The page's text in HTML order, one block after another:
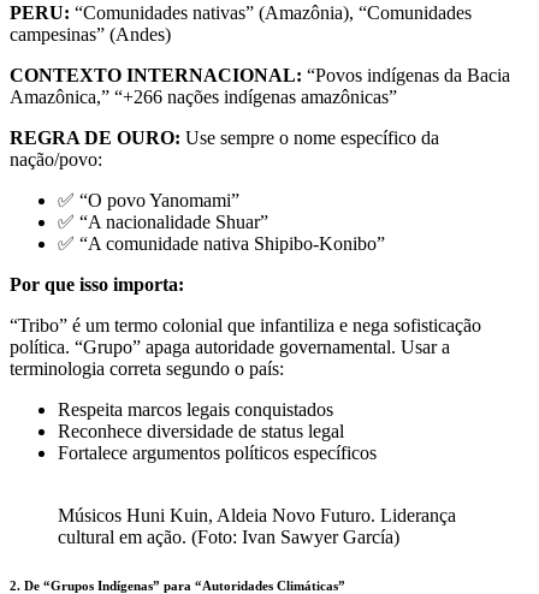
PERU: “Comunidades nativas” (Amazônia), “Comunidades
campesinas” (Andes)
CONTEXTO INTERNACIONAL: “Povos indígenas da Bacia
Amazônica,” “+266 nações indígenas amazônicas”
REGRA DE OURO: Use sempre o nome específico da
nação/povo:
✅ “O povo Yanomami”
✅ “A nacionalidade Shuar”
✅ “A comunidade nativa Shipibo-Konibo”
Por que isso importa:
“Tribo” é um termo colonial que infantiliza e nega sofisticação
política. “Grupo” apaga autoridade governamental. Usar a
terminologia correta segundo o país:
Respeita marcos legais conquistados
Reconhece diversidade de status legal
Fortalece argumentos políticos específicos
Músicos Huni Kuin, Aldeia Novo Futuro. Liderança
cultural em ação. (Foto: Ivan Sawyer García)
2. De “Grupos Indígenas” para “Autoridades Climáticas”